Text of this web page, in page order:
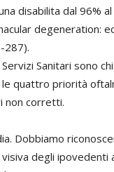
disabilita dal 96%
degeneration:
287).
Sanitari sono
quattro priorità
non corretti.
Dobbiamo
degli ipovedenti